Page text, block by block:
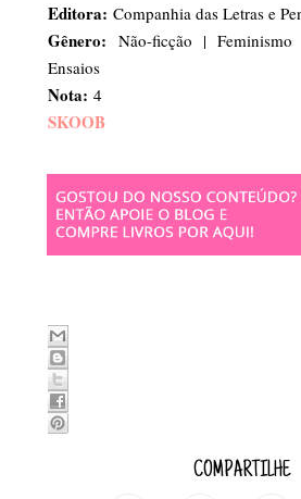
Editora: Companhia das Letras e
Gênero: Não-ficção |
Ensaios
Nota: 4
SKOOB
COMPARTILHE